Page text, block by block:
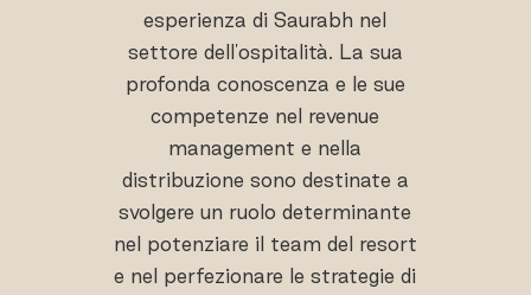
esperienza di Saurabh nel
settore dell'ospitalità. La sua
profonda conoscenza e le sue
competenze nel revenue
management e nella
distribuzione sono destinate a
svolgere un ruolo determinante
nel potenziare il team del resort
e nel perfezionare le strategie di